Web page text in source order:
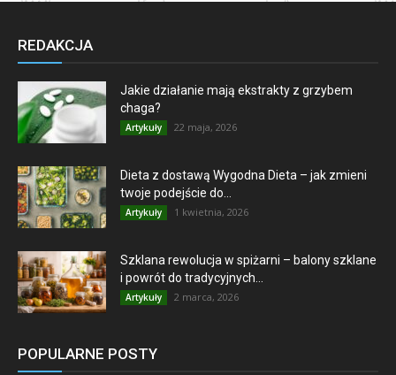
REDAKCJA
Jakie działanie mają ekstrakty z grzybem
chaga?
Artykuły 22 maja, 2026
Dieta z dostawą Wygodna Dieta – jak zmieni
twoje podejście do...
Artykuły 1 kwietnia, 2026
Szklana rewolucja w spiżarni – balony szklane
i powrót do tradycyjnych...
Artykuły 2 marca, 2026
POPULARNE POSTY